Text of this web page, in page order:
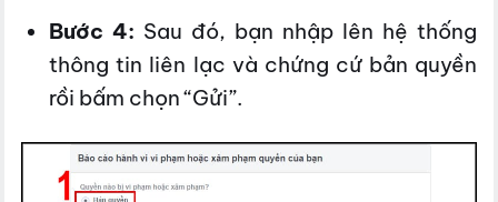
Bước 4: Sau đó, bạn nhập lên hệ thống
thông tin liên lạc và chứng cứ bản quyền
rồi bấm chọn “Gửi”.